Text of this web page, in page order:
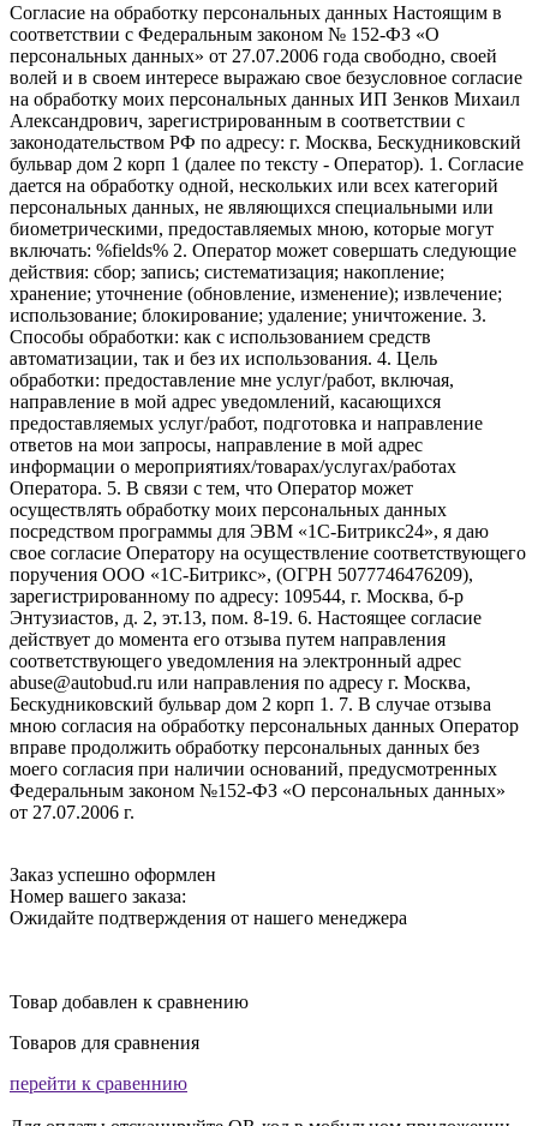
Согласие на обработку персональных данных Настоящим в
соответствии с Федеральным законом № 152-ФЗ «О
персональных данных» от 27.07.2006 года свободно, своей
волей и в своем интересе выражаю свое безусловное согласие
на обработку моих персональных данных ИП Зенков Михаил
Александрович, зарегистрированным в соответствии с
законодательством РФ по адресу: г. Москва, Бескудниковский
бульвар дом 2 корп 1 (далее по тексту - Оператор). 1. Согласие
дается на обработку одной, нескольких или всех категорий
персональных данных, не являющихся специальными или
биометрическими, предоставляемых мною, которые могут
включать: %fields% 2. Оператор может совершать следующие
действия: сбор; запись; систематизация; накопление;
хранение; уточнение (обновление, изменение); извлечение;
использование; блокирование; удаление; уничтожение. 3.
Способы обработки: как с использованием средств
автоматизации, так и без их использования. 4. Цель
обработки: предоставление мне услуг/работ, включая,
направление в мой адрес уведомлений, касающихся
предоставляемых услуг/работ, подготовка и направление
ответов на мои запросы, направление в мой адрес
информации о мероприятиях/товарах/услугах/работах
Оператора. 5. В связи с тем, что Оператор может
осуществлять обработку моих персональных данных
посредством программы для ЭВМ «1С-Битрикс24», я даю
свое согласие Оператору на осуществление соответствующего
поручения ООО «1С-Битрикс», (ОГРН 5077746476209),
зарегистрированному по адресу: 109544, г. Москва, б-р
Энтузиастов, д. 2, эт.13, пом. 8-19. 6. Настоящее согласие
действует до момента его отзыва путем направления
соответствующего уведомления на электронный адрес
abuse@autobud.ru или направления по адресу г. Москва,
Бескудниковский бульвар дом 2 корп 1. 7. В случае отзыва
мною согласия на обработку персональных данных Оператор
вправе продолжить обработку персональных данных без
моего согласия при наличии оснований, предусмотренных
Федеральным законом №152-ФЗ «О персональных данных»
от 27.07.2006 г.
Заказ успешно оформлен
Номер вашего заказа:
Ожидайте подтверждения от нашего менеджера
Товар добавлен к сравнению
Товаров для сравнения
перейти к сравеннию